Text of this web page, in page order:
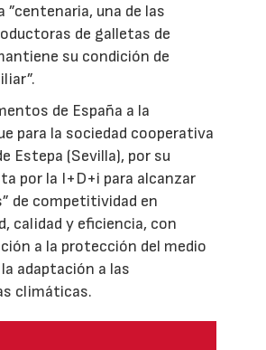
una de las
de galletas de
su condición de
de España a la
para la sociedad cooperativa
Estepa (Sevilla), por su
por la I+D+i para alcanzar
de competitividad en
calidad y eficiencia, con
a la protección del medio
adaptación a las
climáticas.